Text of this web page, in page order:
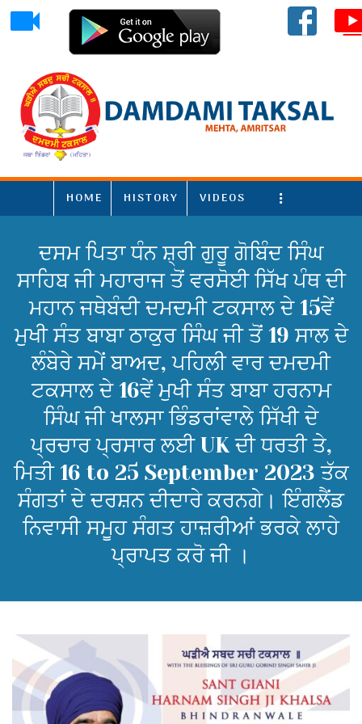
HOME HISTORY VIDEOS More
ਦਸਮ ਪਿਤਾ ਧੰਨ ਸ਼੍ਰੀ ਗੁਰੂ ਗੋਬਿੰਦ ਸਿੰਘ
ਸਾਹਿਬ ਜੀ ਮਹਾਰਾਜ ਤੋਂ ਵਰਸੋਈ ਸਿੱਖ ਪੰਥ ਦੀ
ਮਹਾਨ ਜਥੇਬੰਦੀ ਦਮਦਮੀ ਟਕਸਾਲ ਦੇ 15ਵੇਂ
ਮੁਖੀ ਸੰਤ ਬਾਬਾ ਠਾਕੁਰ ਸਿੰਘ ਜੀ ਤੋਂ 19 ਸਾਲ ਦੇ
ਲੰਬੇਰੇ ਸਮੇਂ ਬਾਅਦ, ਪਹਿਲੀ ਵਾਰ ਦਮਦਮੀ
ਟਕਸਾਲ ਦੇ 16ਵੇਂ ਮੁਖੀ ਸੰਤ ਬਾਬਾ ਹਰਨਾਮ
ਸਿੰਘ ਜੀ ਖਾਲਸਾ ਭਿੰਡਰਾਂਵਾਲੇ ਸਿੱਖੀ ਦੇ
ਪ੍ਰਚਾਰ ਪ੍ਰਸਾਰ ਲਈ UK ਦੀ ਧਰਤੀ ਤੇ,
ਮਿਤੀ 16 to 25 September 2023 ਤੱਕ
ਸੰਗਤਾਂ ਦੇ ਦਰਸ਼ਨ ਦੀਦਾਰੇ ਕਰਨਗੇ। ਇੰਗਲੈਂਡ
ਨਿਵਾਸੀ ਸਮੂਹ ਸੰਗਤ ਹਾਜ਼ਰੀਆਂ ਭਰਕੇ ਲਾਹੇ
ਪ੍ਰਾਪਤ ਕਰੋ ਜੀ ।